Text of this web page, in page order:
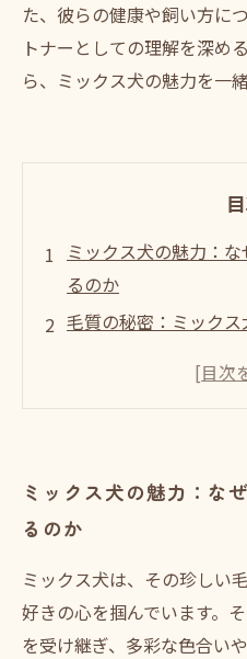
た、彼らの健康や飼い方に
トナーとしての理解を深め
ら、ミックス犬の魅力を一
ミックス犬の魅力：
るのか
毛質の秘密：ミック
個性的な性格：ミッ
育てるために
飼い主との絆：ミック
に変わるのか
ミックス犬の魅力を
ートナーを見つけよう
ミックス犬の魅力：な
るのか
ミックス犬は、その珍しい
好きの心を掴んでいます。
を受け継ぎ、多彩な色合い